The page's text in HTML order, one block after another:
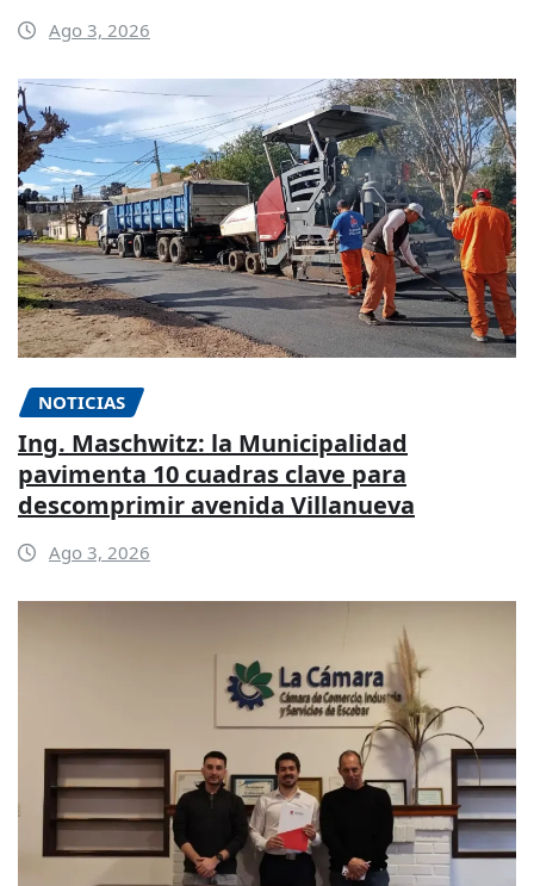
Ago 3, 2026
NOTICIAS
Ing. Maschwitz: la Municipalidad
pavimenta 10 cuadras clave para
descomprimir avenida Villanueva
Ago 3, 2026